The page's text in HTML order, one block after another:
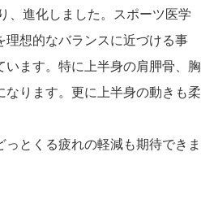
、進化しました。スポーツ医学
理想的なバランスに近づける事
ます。特に上半身の肩胛骨、胸
ります。更に上半身の動きも柔
とくる疲れの軽減も期待できま